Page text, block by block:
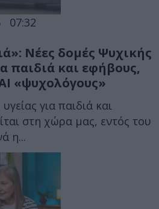
07:32
Νέες δομές Ψυχικής
παιδιά και εφήβους,
«ψυχολόγους»
για παιδιά και
στη χώρα μας, εντός του
η...